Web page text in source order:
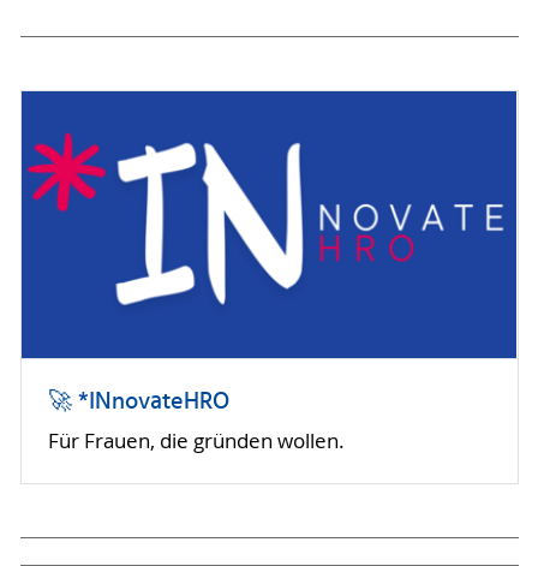
🚀 *INnovateHRO
Für Frauen, die gründen wollen.